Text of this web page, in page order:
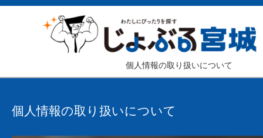
個人情報の取り扱いについて
個人情報の取り扱いについて